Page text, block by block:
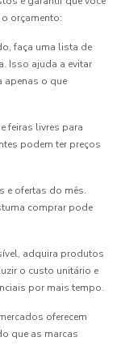
orçamento:
faça uma lista de
Isso ajuda a evitar
apenas o que
feiras livres para
podem ter preços
e ofertas do mês.
comprar pode
adquira produtos
o custo unitário e
por mais tempo.
oferecem
que as marcas